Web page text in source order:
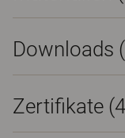
Downloads (
Zertifikate (4